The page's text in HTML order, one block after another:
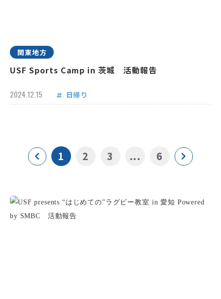
関東地方
USF Sports Camp in 茨城 活動報告
2024.12.15 日帰り
1 2 3 ... 6